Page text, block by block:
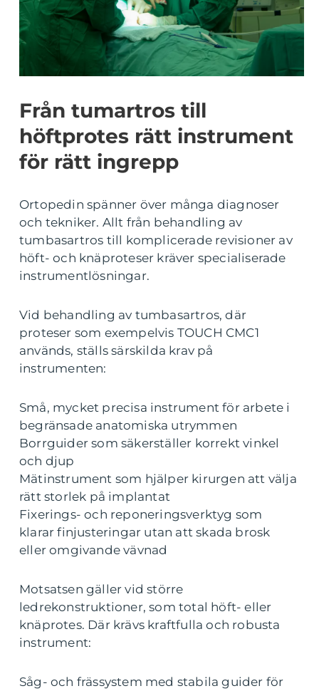
Från tumartros till
höftprotes rätt instrument
för rätt ingrepp
Ortopedin spänner över många diagnoser
och tekniker. Allt från behandling av
tumbasartros till komplicerade revisioner av
höft- och knäproteser kräver specialiserade
instrumentlösningar.
Vid behandling av tumbasartros, där
proteser som exempelvis TOUCH CMC1
används, ställs särskilda krav på
instrumenten:
Små, mycket precisa instrument för arbete i
begränsade anatomiska utrymmen
Borrguider som säkerställer korrekt vinkel
och djup
Mätinstrument som hjälper kirurgen att välja
rätt storlek på implantat
Fixerings- och reponeringsverktyg som
klarar finjusteringar utan att skada brosk
eller omgivande vävnad
Motsatsen gäller vid större
ledrekonstruktioner, som total höft- eller
knäprotes. Där krävs kraftfulla och robusta
instrument:
Såg- och frässystem med stabila guider för